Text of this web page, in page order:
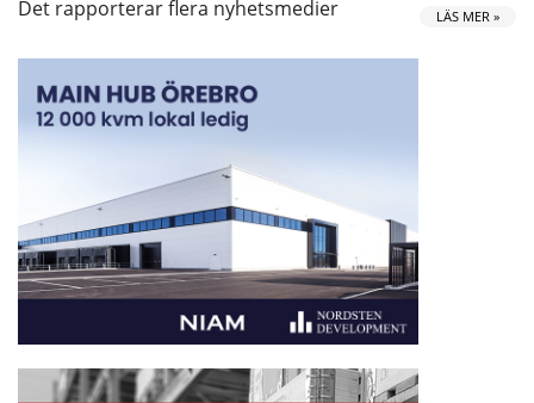
Det rapporterar flera nyhetsmedier
LÄS MER »